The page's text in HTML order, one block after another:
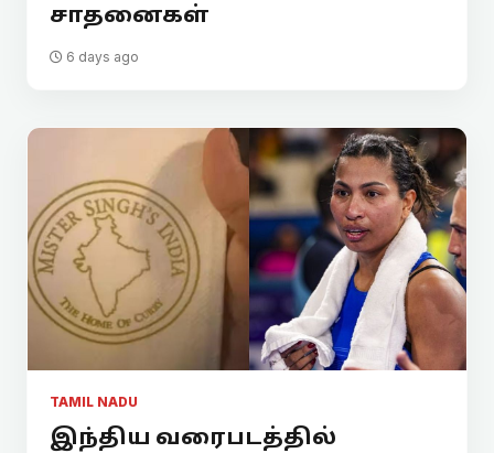
சாதனைகள்
6 days ago
TAMIL NADU
இந்திய வரைபடத்தில்